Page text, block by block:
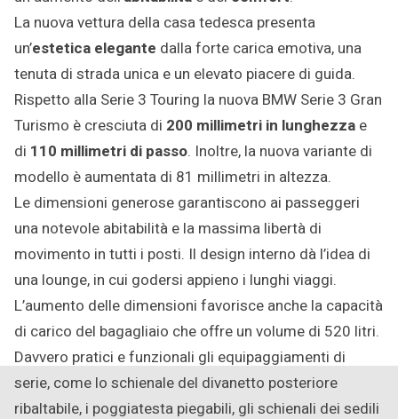
La nuova vettura della casa tedesca presenta
un’estetica elegante dalla forte carica emotiva, una
tenuta di strada unica e un elevato piacere di guida.
Rispetto alla Serie 3 Touring la nuova BMW Serie 3 Gran
Turismo è cresciuta di 200 millimetri in lunghezza e
di 110 millimetri di passo. Inoltre, la nuova variante di
modello è aumentata di 81 millimetri in altezza.
Le dimensioni generose garantiscono ai passeggeri
una notevole abitabilità e la massima libertà di
movimento in tutti i posti. Il design interno dà l’idea di
una lounge, in cui godersi appieno i lunghi viaggi.
L’aumento delle dimensioni favorisce anche la capacità
di carico del bagagliaio che offre un volume di 520 litri.
Davvero pratici e funzionali gli equipaggiamenti di
serie, come lo schienale del divanetto posteriore
ribaltabile, i poggiatesta piegabili, gli schienali dei sedili